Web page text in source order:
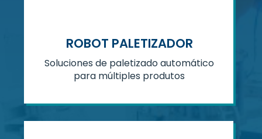
ROBOT PALETIZADOR
Soluciones de paletizado automático
para múltiples produtos